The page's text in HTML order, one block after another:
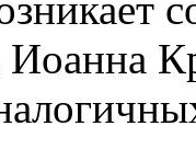
Иоанна